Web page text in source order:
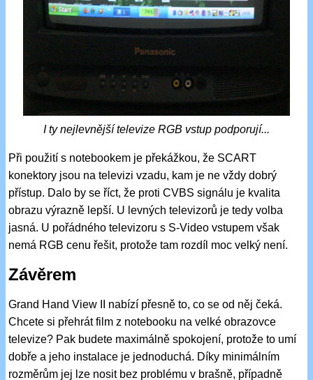
I ty nejlevnější televize RGB vstup podporují...
Při použití s notebookem je překážkou, že SCART
konektory jsou na televizi vzadu, kam je ne vždy dobrý
přístup. Dalo by se říct, že proti CVBS signálu je kvalita
obrazu výrazně lepší. U levných televizorů je tedy volba
jasná. U pořádného televizoru s S-Video vstupem však
nemá RGB cenu řešit, protože tam rozdíl moc velký není.
Závěrem
Grand Hand View II nabízí přesně to, co se od něj čeká.
Chcete si přehrát film z notebooku na velké obrazovce
televize? Pak budete maximálně spokojení, protože to umí
dobře a jeho instalace je jednoduchá. Díky minimálním
rozměrům jej lze nosit bez problému v brašně, případně